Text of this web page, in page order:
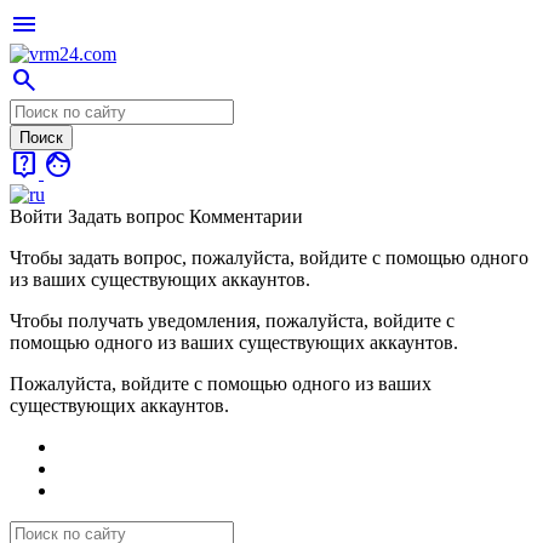
menu
search
live_help face
Войти Задать вопрос Комментарии
Чтобы задать вопрос, пожалуйста, войдите с помощью одного
из ваших существующих аккаунтов.
Чтобы получать уведомления, пожалуйста, войдите с
помощью одного из ваших существующих аккаунтов.
Пожалуйста, войдите с помощью одного из ваших
существующих аккаунтов.